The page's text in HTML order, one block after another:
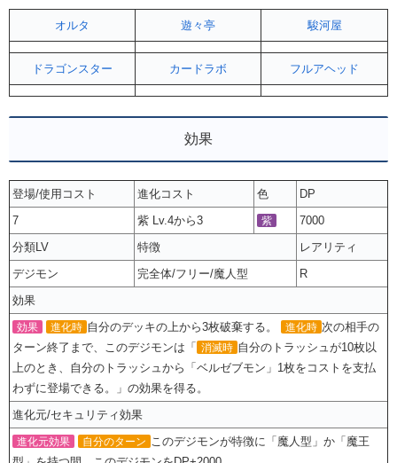
オルタ 遊々亭 駿河屋
ドラゴンスター カードラボ フルアヘッド
効果
登場/使用コスト 進化コスト 色
DP
7
紫 Lv.4から3 紫
7000
分類LV
特徴
レアリティ
デジモン
完全体/フリー/魔人型
R
効果
効果 進化時 自分のデッキの上から3枚破棄する。 進化時 次の相手の
ターン終了まで、このデジモンは「
消滅時 自分のトラッシュが10枚以
上のとき、自分のトラッシュから「ベルゼブモン」1枚をコストを支払
わずに登場できる。」の効果を得る。
進化元/セキュリティ効果
進化元効果 自分のターン このデジモンが特徴に「魔人型」か「魔王